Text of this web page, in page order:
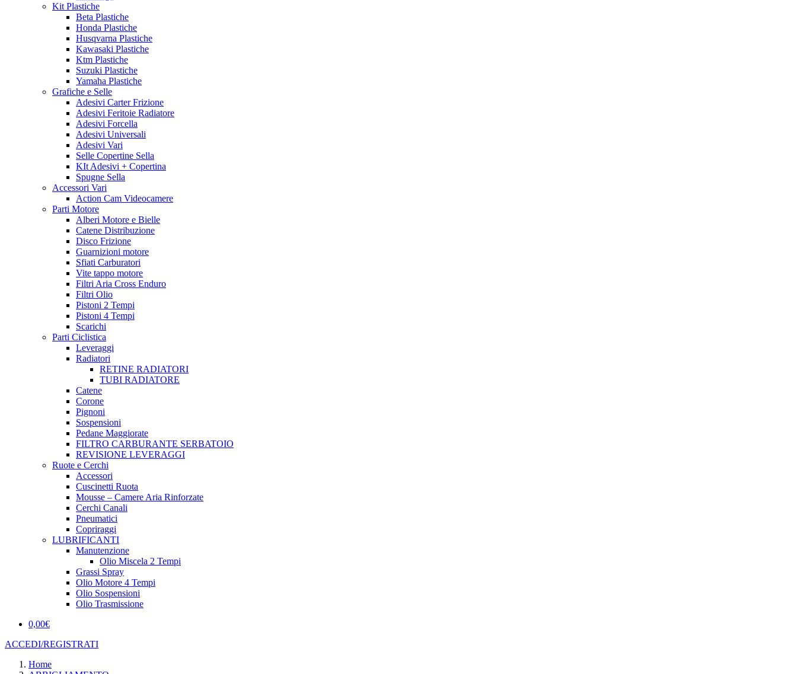
Kit Plastiche
Beta Plastiche
Honda Plastiche
Husqvarna Plastiche
Kawasaki Plastiche
Ktm Plastiche
Suzuki Plastiche
Yamaha Plastiche
Grafiche e Selle
Adesivi Carter Frizione
Adesivi Feritoie Radiatore
Adesivi Forcella
Adesivi Universali
Adesivi Vari
Selle Copertine Sella
KIt Adesivi + Copertina
Spugne Sella
Accessori Vari
Action Cam Videocamere
Parti Motore
Alberi Motore e Bielle
Catene Distribuzione
Disco Frizione
Guarnizioni motore
Sfiati Carburatori
Vite tappo motore
Filtri Aria Cross Enduro
Filtri Olio
Pistoni 2 Tempi
Pistoni 4 Tempi
Scarichi
Parti Ciclistica
Leveraggi
Radiatori
RETINE RADIATORI
TUBI RADIATORE
Catene
Corone
Pignoni
Sospensioni
Pedane Maggiorate
FILTRO CARBURANTE SERBATOIO
REVISIONE LEVERAGGI
Ruote e Cerchi
Accessori
Cuscinetti Ruota
Mousse – Camere Aria Rinforzate
Cerchi Canali
Pneumatici
Copriraggi
LUBRIFICANTI
Manutenzione
Olio Miscela 2 Tempi
Grassi Spray
Olio Motore 4 Tempi
Olio Sospensioni
Olio Trasmissione
0,00€
ACCEDI/REGISTRATI
Home